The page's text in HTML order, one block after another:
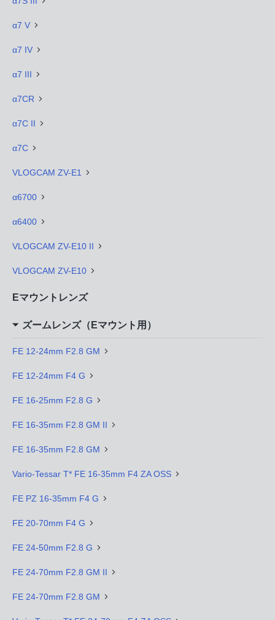
α7 V
α7 IV
α7 III
α7CR
α7C II
α7C
VLOGCAM ZV-E1
α6700
α6400
VLOGCAM ZV-E10 II
VLOGCAM ZV-E10
Eマウントレンズ
ズームレンズ（Eマウント用）
FE 12-24mm F2.8 GM
FE 12-24mm F4 G
FE 16-25mm F2.8 G
FE 16-35mm F2.8 GM II
FE 16-35mm F2.8 GM
Vario-Tessar T* FE 16-35mm F4 ZA OSS
FE PZ 16-35mm F4 G
FE 20-70mm F4 G
FE 24-50mm F2.8 G
FE 24-70mm F2.8 GM II
FE 24-70mm F2.8 GM